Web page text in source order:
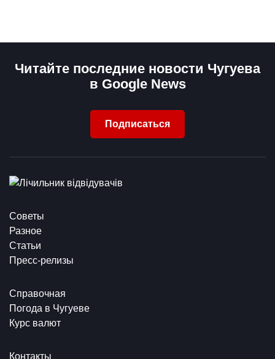
Читайте последние новости Чугуева
в Google News
Подписаться
Советы
Разное
Статьи
Пресс-релизы
Справочная
Погода в Чугуеве
Курс валют
Контакты